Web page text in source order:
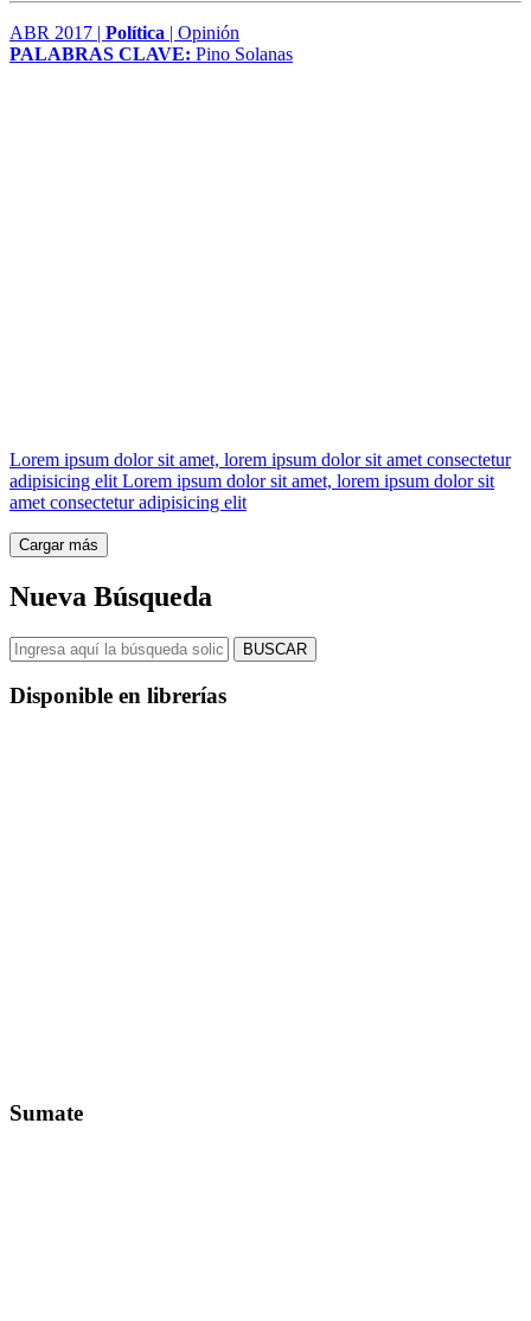
ABR 2017 | Política | Opinión
PALABRAS CLAVE: Pino Solanas
Lorem ipsum dolor sit amet, lorem ipsum dolor sit amet consectetur
adipisicing elit Lorem ipsum dolor sit amet, lorem ipsum dolor sit
amet consectetur adipisicing elit
Cargar más
Nueva Búsqueda
BUSCAR
Disponible en librerías
Sumate